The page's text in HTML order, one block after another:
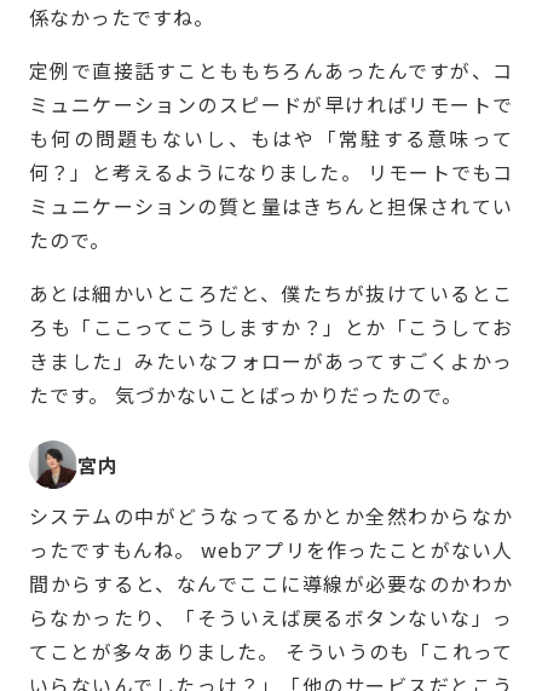
係なかったですね。
定例で直接話すことももちろんあったんですが、コ
ミュニケーションのスピードが早ければリモートで
も何の問題もないし、もはや「常駐する意味って
何？」と考えるようになりました。 リモートでもコ
ミュニケーションの質と量はきちんと担保されてい
たので。
あとは細かいところだと、僕たちが抜けているとこ
ろも「ここってこうしますか？」とか「こうしてお
きました」みたいなフォローがあってすごくよかっ
たです。 気づかないことばっかりだったので。
宮内
システムの中がどうなってるかとか全然わからなか
ったですもんね。 webアプリを作ったことがない人
間からすると、なんでここに導線が必要なのかわか
らなかったり、「そういえば戻るボタンないな」っ
てことが多々ありました。 そういうのも「これって